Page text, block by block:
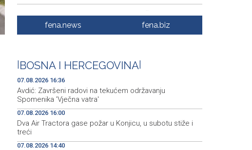
Dani dijaspore Travnik 2026: Održan susret
gospodarstvenika
15:25
Na Sarajevskoj berzi sedmični promet 993.831
KM
fena.news fena.biz
BOSNA I HERCEGOVINA
07.08.2026 16:36
Avdić: Završeni radovi na tekućem održavanju
Spomenika 'Vječna vatra'
07.08.2026 16:00
Dva Air Tractora gase požar u Konjicu, u subotu stiže i
treći
07.08.2026 14:40